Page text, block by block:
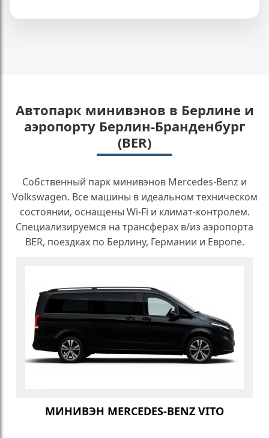
Автопарк минивэнов в Берлине и
аэропорту Берлин-Бранденбург
(BER)
Собственный парк минивэнов Mercedes-Benz и
Volkswagen. Все машины в идеальном техническом
состоянии, оснащены Wi-Fi и климат-контролем.
Специализируемся на трансферах в/из аэропорта
BER, поездках по Берлину, Германии и Европе.
МИНИВЭН MERCEDES-BENZ VITO